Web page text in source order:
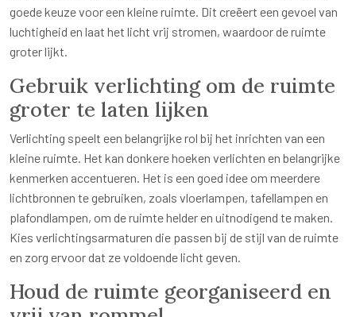
goede keuze voor een kleine ruimte. Dit creëert een gevoel van
luchtigheid en laat het licht vrij stromen, waardoor de ruimte
groter lijkt.
Gebruik verlichting om de ruimte
groter te laten lijken
Verlichting speelt een belangrijke rol bij het inrichten van een
kleine ruimte. Het kan donkere hoeken verlichten en belangrijke
kenmerken accentueren. Het is een goed idee om meerdere
lichtbronnen te gebruiken, zoals vloerlampen, tafellampen en
plafondlampen, om de ruimte helder en uitnodigend te maken.
Kies verlichtingsarmaturen die passen bij de stijl van de ruimte
en zorg ervoor dat ze voldoende licht geven.
Houd de ruimte georganiseerd en